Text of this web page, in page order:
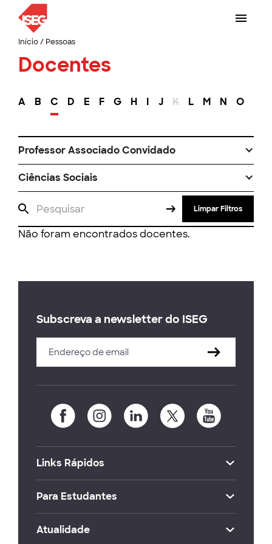
Início/ Pessoas
Docentes
A B C D E F G H I J K L M N O
Professor Associado Convidado
Ciências Sociais
Limpar Filtros
Não foram encontrados docentes.
Subscreva a newsletter do ISEG
Links Rápidos
Para Estudantes
Atualidade